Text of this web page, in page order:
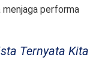
menjaga performa
Ternyata Kita